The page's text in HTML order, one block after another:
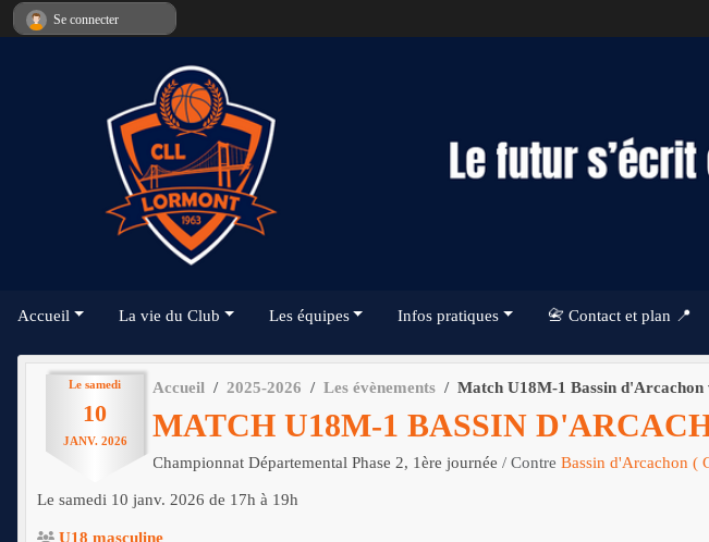
Accueil La vie du Club Les équipes Infos pratiques 📇 Contact et plan 📍
Le samedi
10
JANV. 2026
Accueil 2025-2026 Les évènements Match U18M-1 Bassin
MATCH U18M-1 BASSIN
Championnat Départemental Phase 2, 1ère journée / Contre Bassin d'Arcachon (
Le samedi 10 janv. 2026 de 17h à 19h
U18 masculine
Se connecter
Panneau de gestion des cookies